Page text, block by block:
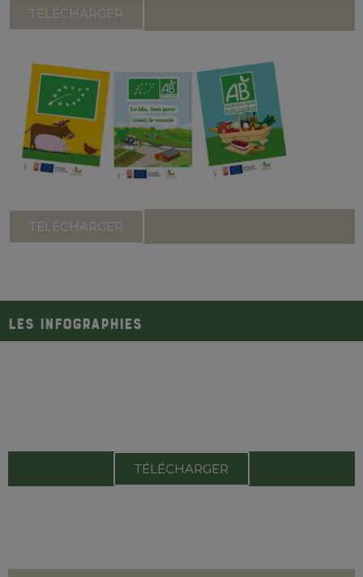
TÉLÉCHARGER
TÉLÉCHARGER
LES INFOGRAPHIES
TÉLÉCHARGER